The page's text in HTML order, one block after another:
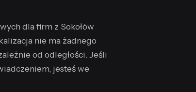
dla firm z Sokołów
nie ma żadnego
od odległości. Jeśli
jesteś we